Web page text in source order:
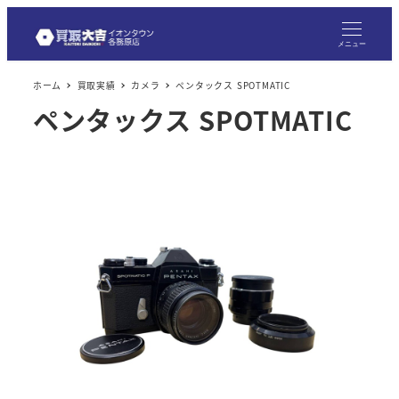
メニュー
ホーム 買取実績 カメラ ペンタックス SPOTMATIC
ペンタックス SPOTMATIC